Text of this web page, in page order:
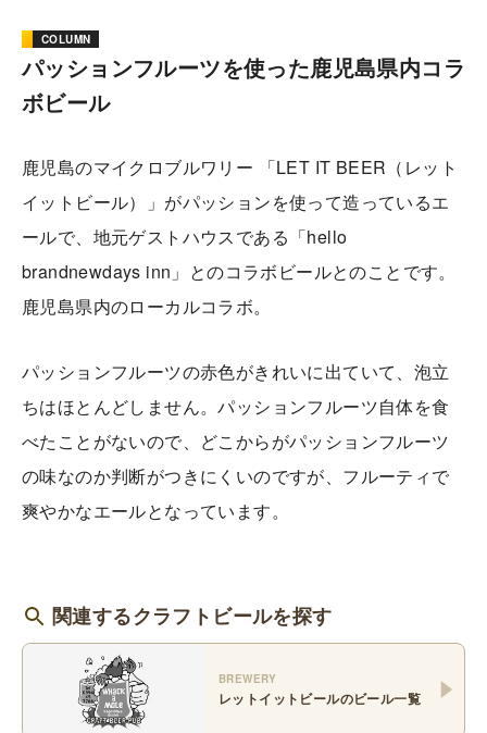
COLUMN
パッションフルーツを使った鹿児島県内コラ
ボビール
鹿児島のマイクロブルワリー 「LET IT BEER（レット
イットビール）」がパッションを使って造っているエ
ールで、地元ゲストハウスである「hello
brandnewdays inn」とのコラボビールとのことです。
鹿児島県内のローカルコラボ。
パッションフルーツの赤色がきれいに出ていて、泡立
ちはほとんどしません。パッションフルーツ自体を食
べたことがないので、どこからがパッションフルーツ
の味なのか判断がつきにくいのですが、フルーティで
爽やかなエールとなっています。
関連するクラフトビールを探す
BREWERY
レットイットビールのビール一覧